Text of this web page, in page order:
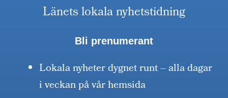
Länets lokala nyhetstidning
Bli prenumerant
Lokala nyheter dygnet runt – alla dagar
i veckan på vår hemsida